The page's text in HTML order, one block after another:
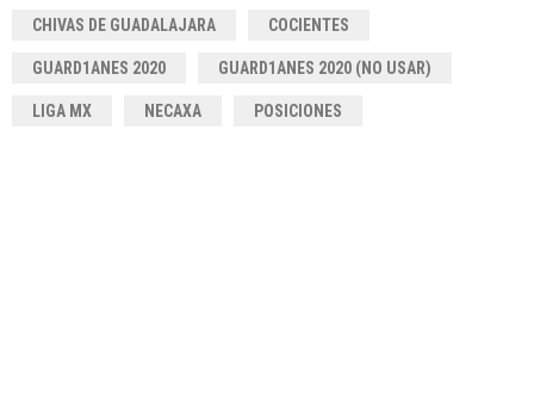
CHIVAS DE GUADALAJARA COCIENTES
GUARD1ANES 2020 GUARD1ANES 2020 (NO USAR)
LIGA MX NECAXA POSICIONES